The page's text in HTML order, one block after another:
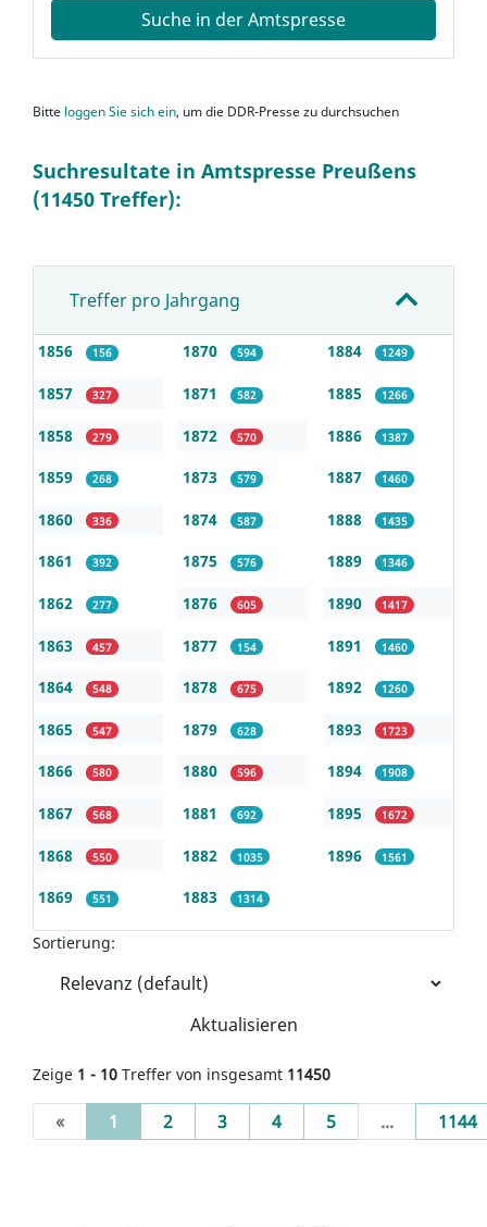
Suche in der Amtspresse
Bitte loggen Sie sich ein, um die DDR-Presse zu durchsuchen
Suchresultate in Amtspresse Preußens
(11450 Treffer):
Treffer pro Jahrgang
1856 156
1857 327
1858 279
1859 268
1860 336
1861 392
1862 277
1863 457
1864 548
1865 547
1866 580
1867 568
1868 550
1869 551
1870 594
1871 582
1872 570
1873 579
1874 587
1875 576
1876 605
1877 154
1878 675
1879 628
1880 596
1881 692
1882 1035
1883 1314
1884 1249
1885 1266
1886 1387
1887 1460
1888 1435
1889 1346
1890 1417
1891 1460
1892 1260
1893 1723
1894 1908
1895 1672
1896 1561
Sortierung:
Aktualisieren
Zeige 1 - 10 Treffer von insgesamt 11450
« 1 (current)
2 3 4 5 ... 1144